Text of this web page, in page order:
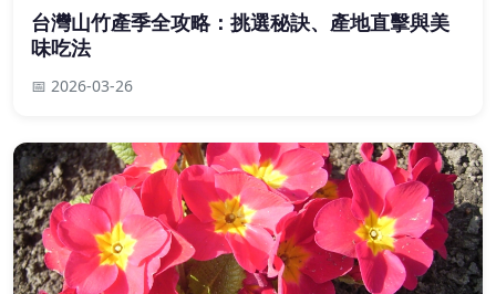
台灣山竹產季全攻略：挑選秘訣、產地直擊與美
味吃法
📅 2026-03-26